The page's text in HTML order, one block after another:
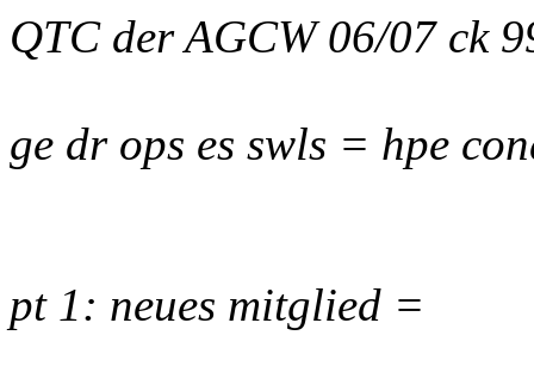
QTC der AGCW 06/07 ck
ge dr ops es swls = hpe
pt 1: neues mitglied =